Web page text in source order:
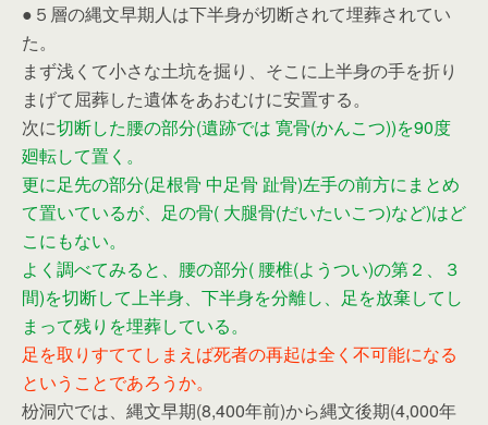
●５層の縄文早期人は下半身が切断されて埋葬されてい
た。
まず浅くて小さな土坑を掘り、そこに上半身の手を折り
まげて屈葬した遺体をあおむけに安置する。
次に切断した腰の部分(遺跡では 寛骨(かんこつ))を90度
廻転して置く。
更に足先の部分(足根骨 中足骨 趾骨)左手の前方にまとめ
て置いているが、足の骨( 大腿骨(だいたいこつ)など)はど
こにもない。
よく調べてみると、腰の部分( 腰椎(ようつい)の第２、３
間)を切断して上半身、下半身を分離し、足を放棄してし
まって残りを埋葬している。
足を取りすててしまえば死者の再起は全く不可能になる
ということであろうか。
枌洞穴では、縄文早期(8,400年前)から縄文後期(4,000年